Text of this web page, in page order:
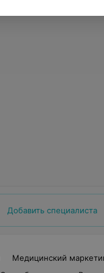
Добавить специалиста
Медицинский